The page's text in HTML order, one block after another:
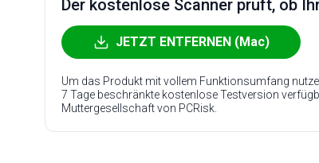
Der kostenlose Scanner prüft, ob
JETZT ENTFERNEN (Mac)
Um das Produkt mit vollem Funktionsumfang
7 Tage beschränkte kostenlose Testversion
Muttergesellschaft von PCRisk.